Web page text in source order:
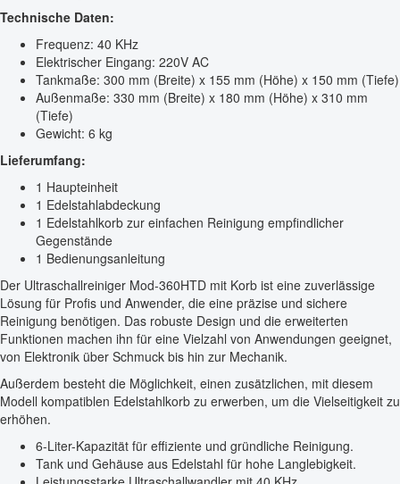
Technische Daten:
Frequenz: 40 KHz
Elektrischer Eingang: 220V AC
Tankmaße: 300 mm (Breite) x 155 mm (Höhe) x 150 mm (Tiefe)
Außenmaße: 330 mm (Breite) x 180 mm (Höhe) x 310 mm
(Tiefe)
Gewicht: 6 kg
Lieferumfang:
1 Haupteinheit
1 Edelstahlabdeckung
1 Edelstahlkorb zur einfachen Reinigung empfindlicher
Gegenstände
1 Bedienungsanleitung
Der Ultraschallreiniger Mod-360HTD mit Korb ist eine zuverlässige
Lösung für Profis und Anwender, die eine präzise und sichere
Reinigung benötigen. Das robuste Design und die erweiterten
Funktionen machen ihn für eine Vielzahl von Anwendungen geeignet,
von Elektronik über Schmuck bis hin zur Mechanik.
Außerdem besteht die Möglichkeit, einen zusätzlichen, mit diesem
Modell kompatiblen Edelstahlkorb zu erwerben, um die Vielseitigkeit zu
erhöhen.
6-Liter-Kapazität für effiziente und gründliche Reinigung.
Tank und Gehäuse aus Edelstahl für hohe Langlebigkeit.